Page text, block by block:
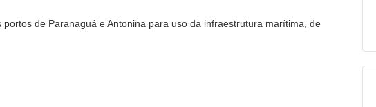
de Paranaguá e Antonina para uso da infraestrutura marítima, de